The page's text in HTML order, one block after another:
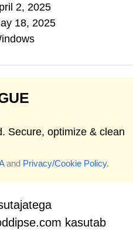
2, 2025
18, 2025
Secure, optimize & clean
and Privacy/Cookie Policy.
kasutab